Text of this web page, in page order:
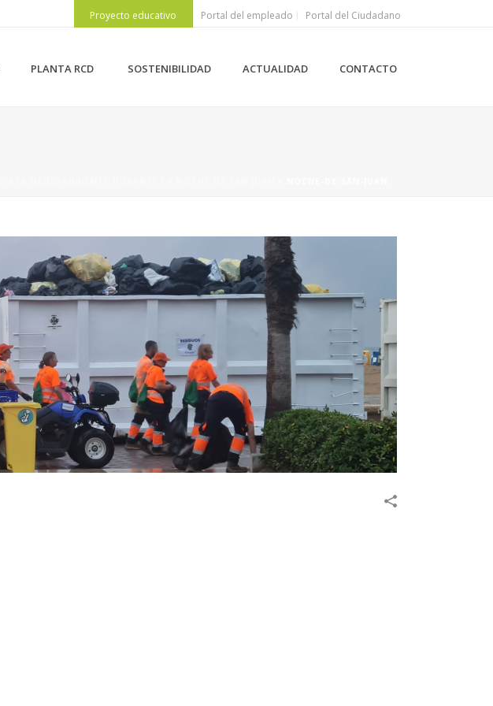
Proyecto educativo Portal del empleado Portal del Ciudadano
PLANTA RCD SOSTENIBILIDAD ACTUALIDAD CONTACTO